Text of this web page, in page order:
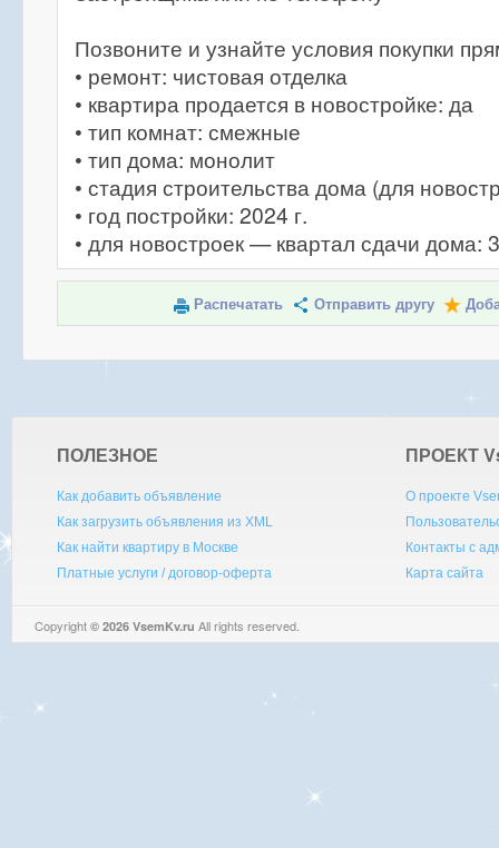
Позвоните и узнайте условия покупки
• ремонт: чистовая отделка
• квартира продается в новостройке: да
• тип комнат: смежные
• тип дома: монолит
• стадия строительства дома (для
• год постройки: 2024 г.
• для новостроек — квартал сдачи дома: 3
Распечатать Отправить другу
ПОЛЕЗНОЕ
Как добавить объявление
Как загрузить объявления из XML
Как найти квартиру в Москве
Платные услуги / договор-оферта
ПРОЕКТ V
О проекте
Контакты с
Карта сайта
Copyright © 2026 VsemKv.ru All rights reserved.